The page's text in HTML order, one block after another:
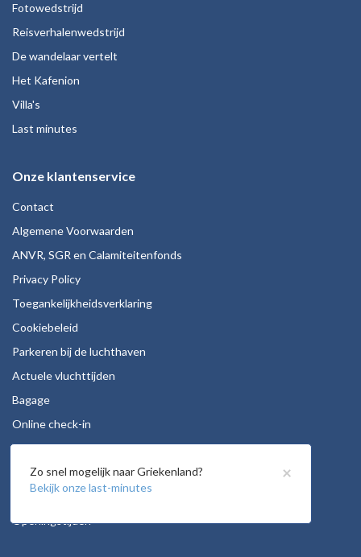
Fotowedstrijd
Reisverhalenwedstrijd
De wandelaar vertelt
Het Kafenion
Villa's
Last minutes
Onze klantenservice
Contact
Algemene Voorwaarden
ANVR, SGR en Calamiteitenfonds
Privacy Policy
Toegankelijkheidsverklaring
Cookiebeleid
Parkeren bij de luchthaven
Actuele vluchttijden
Bagage
Online check-in
Stoelreservering
Autohuur
Vacatures
Openingstijden
×
Zo snel mogelijk naar Griekenland?
Bekijk onze last-minutes